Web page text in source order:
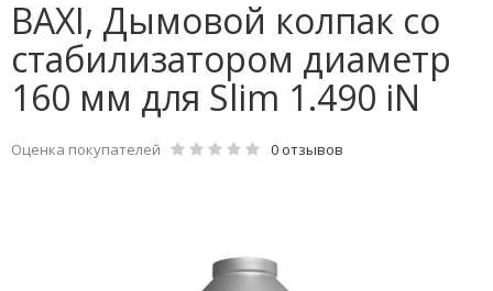
BAXI, Дымовой колпак со
стабилизатором диаметр
160 мм для Slim 1.490 iN
Оценка покупателей 0 отзывов